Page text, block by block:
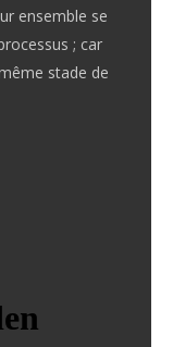
ensemble se
; car
stade de